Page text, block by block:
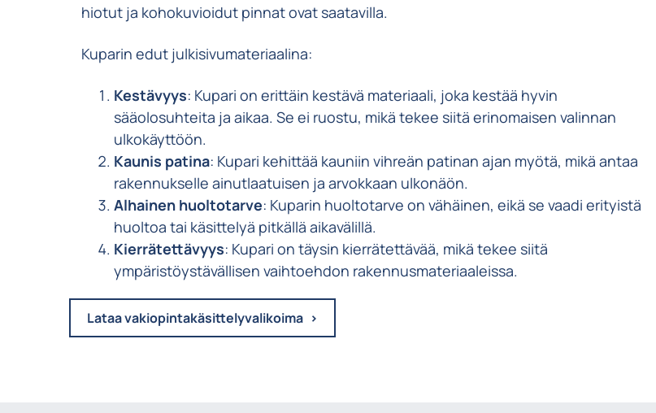
hiotut ja kohokuvioidut pinnat ovat saatavilla.
Kuparin edut julkisivumateriaalina:
Kestävyys: Kupari on erittäin kestävä materiaali, joka kestää hyvin
sääolosuhteita ja aikaa. Se ei ruostu, mikä tekee siitä erinomaisen valinnan
ulkokäyttöön.
Kaunis patina: Kupari kehittää kauniin vihreän patinan ajan myötä, mikä antaa
rakennukselle ainutlaatuisen ja arvokkaan ulkonäön.
Alhainen huoltotarve: Kuparin huoltotarve on vähäinen, eikä se vaadi erityistä
huoltoa tai käsittelyä pitkällä aikavälillä.
Kierrätettävyys: Kupari on täysin kierrätettävää, mikä tekee siitä
ympäristöystävällisen vaihtoehdon rakennusmateriaaleissa.
Lataa vakiopintakäsittelyvalikoima